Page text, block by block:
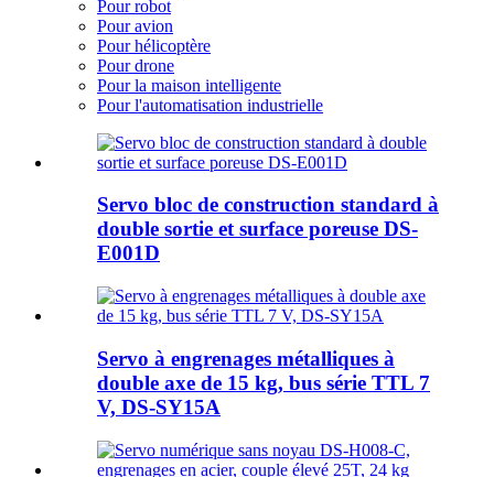
Pour robot
Pour avion
Pour hélicoptère
Pour drone
Pour la maison intelligente
Pour l'automatisation industrielle
Servo bloc de construction standard à
double sortie et surface poreuse DS-
E001D
Servo à engrenages métalliques à
double axe de 15 kg, bus série TTL 7
V, DS-SY15A